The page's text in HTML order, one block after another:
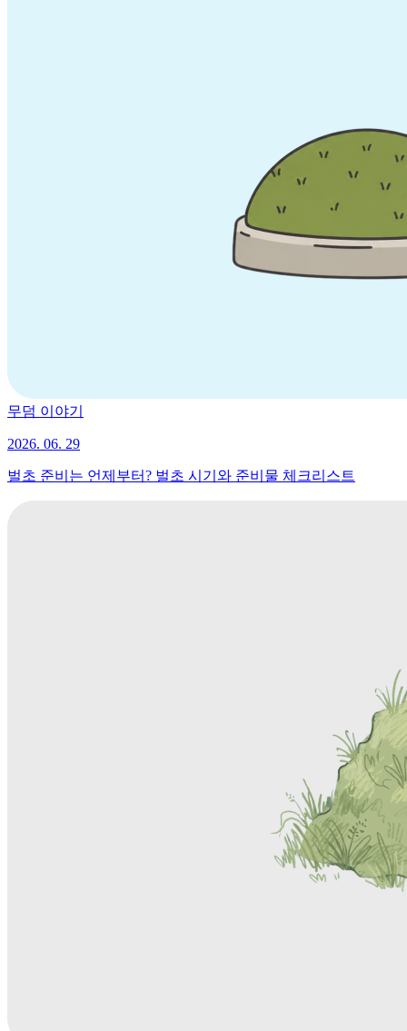
무덤 이야기
2026. 06. 29
벌초 준비는 언제부터? 벌초 시기와 준비물 체크리스트